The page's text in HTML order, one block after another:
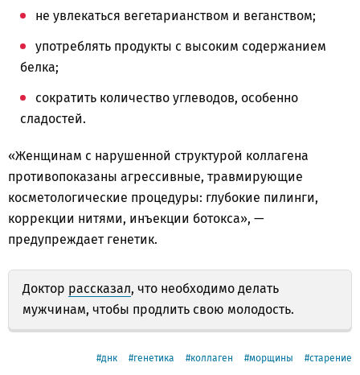
не увлекаться вегетарианством и веганством;
употреблять продукты с высоким содержанием
белка;
сократить количество углеводов, особенно
сладостей.
«Женщинам с нарушенной структурой коллагена
противопоказаны агрессивные, травмирующие
косметологические процедуры: глубокие пилинги,
коррекции нитями, инъекции ботокса», —
предупреждает генетик.
Доктор рассказал, что необходимо делать
мужчинам, чтобы продлить свою молодость.
днк генетика коллаген морщины старение